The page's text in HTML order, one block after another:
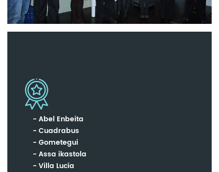
Abel Enbeita
Cuadrabus
Gometegui
Assa ikastola
Villa Lucía